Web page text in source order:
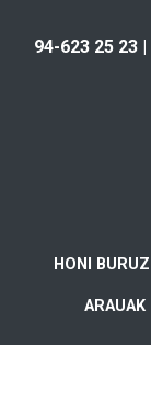
94-623 25 23 |
HONI BURUZ
ARAUAK